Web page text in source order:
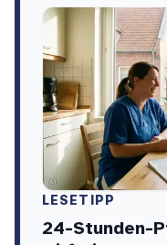
LESETIPP
24-Stunden-